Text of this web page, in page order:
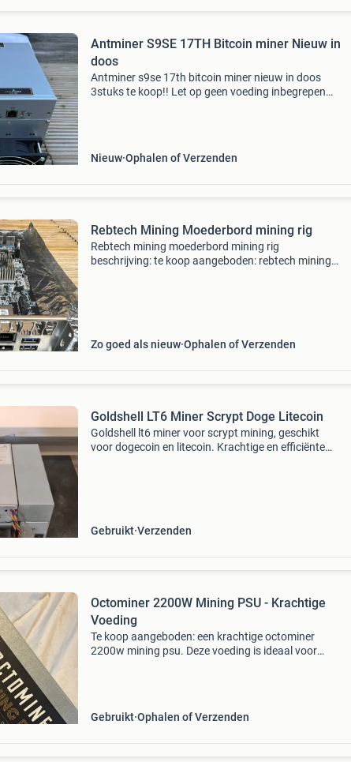
Antminer S9SE 17TH Bitcoin miner Nieuw in
doos
Antminer s9se 17th bitcoin miner nieuw in doos
3stuks te koop!! Let op geen voeding inbegrepen
Nieuw Ophalen of Verzenden
Rebtech Mining Moederbord mining rig
Rebtech mining moederbord mining rig
beschrijving: te koop aangeboden: rebtech mining
Zo goed als nieuw Ophalen of Verzenden
Goldshell LT6 Miner Scrypt Doge Litecoin
Goldshell lt6 miner voor scrypt mining, geschikt
voor dogecoin en litecoin. Krachtige en efficiënte
Gebruikt Verzenden
Octominer 2200W Mining PSU - Krachtige
Voeding
Te koop aangeboden: een krachtige octominer
2200w mining psu. Deze voeding is ideaal voor
Gebruikt Ophalen of Verzenden